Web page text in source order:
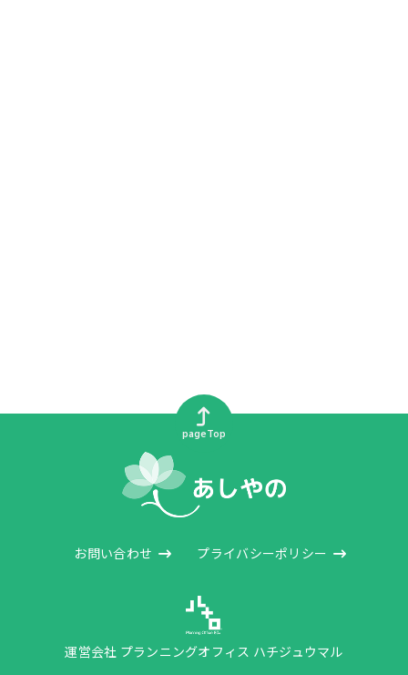
お問い合わせ プライバシーポリシー
運営会社 プランニングオフィス ハチジュウマル
pageTop